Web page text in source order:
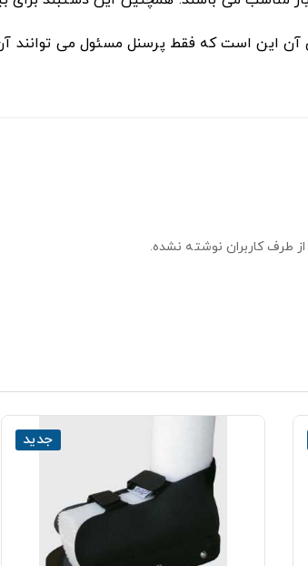
این است که فقط پرسنل مسئول می توانند آن
طرف کاربران نوشته نشده.
جدید